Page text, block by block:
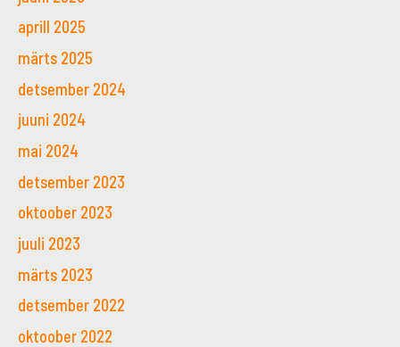
aprill 2025
märts 2025
detsember 2024
juuni 2024
mai 2024
detsember 2023
oktoober 2023
juuli 2023
märts 2023
detsember 2022
oktoober 2022